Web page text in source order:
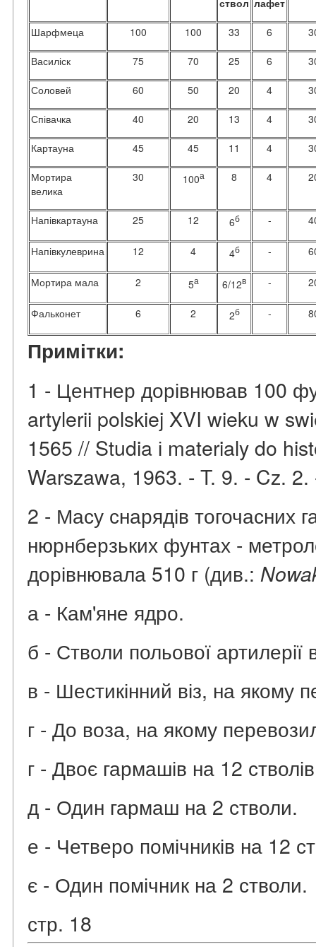
Шарфмеца 100 100 33 6
Василіск 75 70 25 6
Соловей 60 50 20 4
Співачка 40 20 13 4
Картауна 45 45 11 4
Мортира
велика
30 100а 8 4
Напівкартауна 25 12 6б -
Напівкулеврина 12 4 4б -
Мортира мала 2 5а 6/12в -
Фальконет 6 2 2б -
Примітки:
1 - Центнер дорівнював 100
artylerii polskiej XVI wieku w
1565 // Studia і materialy do
Warszawa, 1963. - T. 9. - Cz.
2 - Масу снарядів тогочасних
нюрнберзьких фунтах -
дорівнювала 510 г (див.:
а - Кам'яне ядро.
б - Стволи польової
в - Шестикінний віз, на якому
г - До воза, на якому
г - Двоє гармашів на 12
д - Один гармаш на 2 стволи.
е - Четверо помічників на 12
є - Один помічник на 2 стволи.
стр. 18